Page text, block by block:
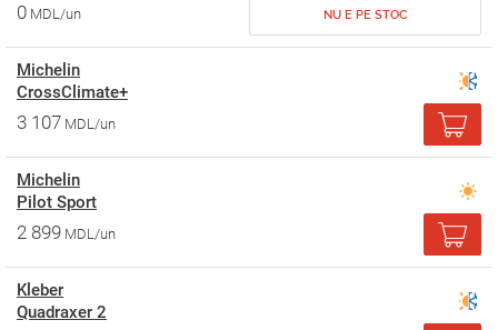
0 MDL/un NU E PE STOC
Michelin
CrossClimate+
3 107 MDL/un
Michelin
Pilot Sport
2 899 MDL/un
Kleber
Quadraxer 2